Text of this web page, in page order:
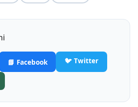
📘 Facebook 🐦 Twitter